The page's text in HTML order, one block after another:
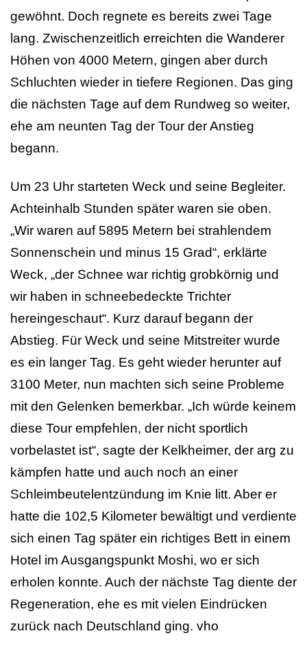
gewöhnt. Doch regnete es bereits zwei Tage
lang. Zwischenzeitlich erreichten die Wanderer
Höhen von 4000 Metern, gingen aber durch
Schluchten wieder in tiefere Regionen. Das ging
die nächsten Tage auf dem Rundweg so weiter,
ehe am neunten Tag der Tour der Anstieg
begann.
Um 23 Uhr starteten Weck und seine Begleiter.
Achteinhalb Stunden später waren sie oben.
„Wir waren auf 5895 Metern bei strahlendem
Sonnenschein und minus 15 Grad“, erklärte
Weck, „der Schnee war richtig grobkörnig und
wir haben in schneebedeckte Trichter
hereingeschaut“. Kurz darauf begann der
Abstieg. Für Weck und seine Mitstreiter wurde
es ein langer Tag. Es geht wieder herunter auf
3100 Meter, nun machten sich seine Probleme
mit den Gelenken bemerkbar. „Ich würde keinem
diese Tour empfehlen, der nicht sportlich
vorbelastet ist“, sagte der Kelkheimer, der arg zu
kämpfen hatte und auch noch an einer
Schleimbeutelentzündung im Knie litt. Aber er
hatte die 102,5 Kilometer bewältigt und verdiente
sich einen Tag später ein richtiges Bett in einem
Hotel im Ausgangspunkt Moshi, wo er sich
erholen konnte. Auch der nächste Tag diente der
Regeneration, ehe es mit vielen Eindrücken
zurück nach Deutschland ging. vho